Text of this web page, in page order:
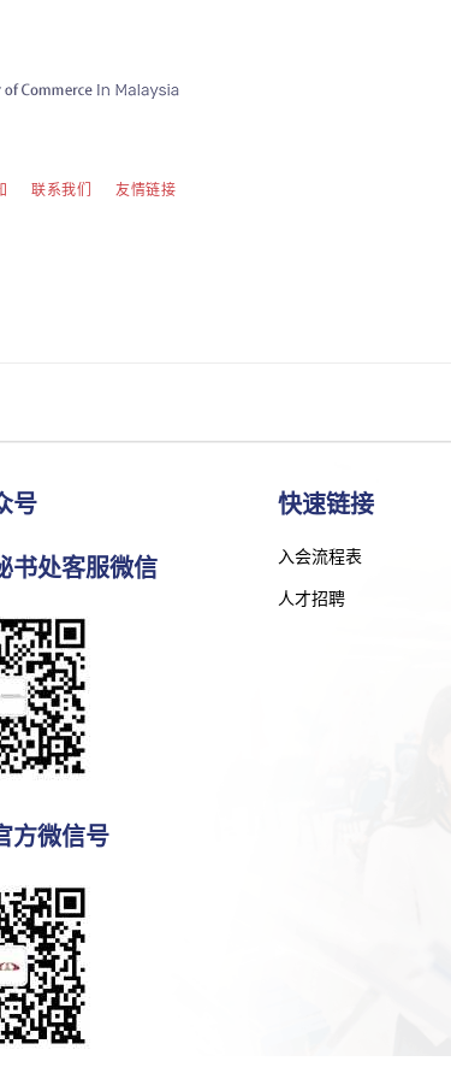
联系我们 友情链接
号
书处客服微信
方微信号
快速链接
入会流程表
人才招聘